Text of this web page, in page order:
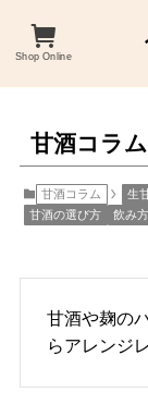
Shop Online
甘酒コラム
甘酒コラム 生
甘酒の選び方
飲み
甘酒や麹の
らアレンジ